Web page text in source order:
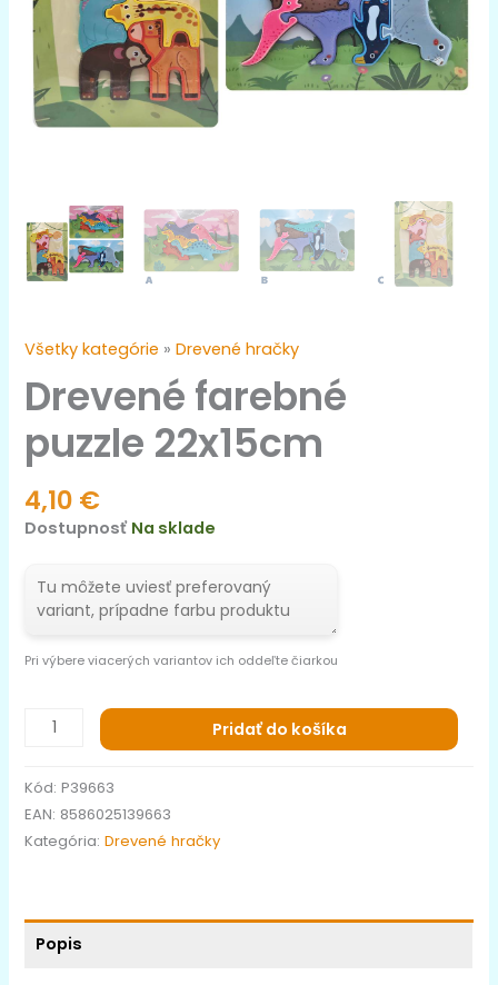
Všetky kategórie »Drevené hračky
Drevené farebné
puzzle 22x15cm
4,10 €
Dostupnosť Na sklade
Pri výbere viacerých variantov ich oddeľte čiarkou
Pridať do košíka
Kód:P39663
EAN: 8586025139663
Kategória:Drevené hračky
Popis